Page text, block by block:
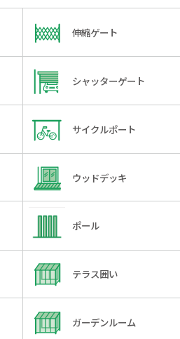
伸縮ゲート
シャッターゲート
サイクルポート
ウッドデッキ
ポール
テラス囲い
ガーデンルーム